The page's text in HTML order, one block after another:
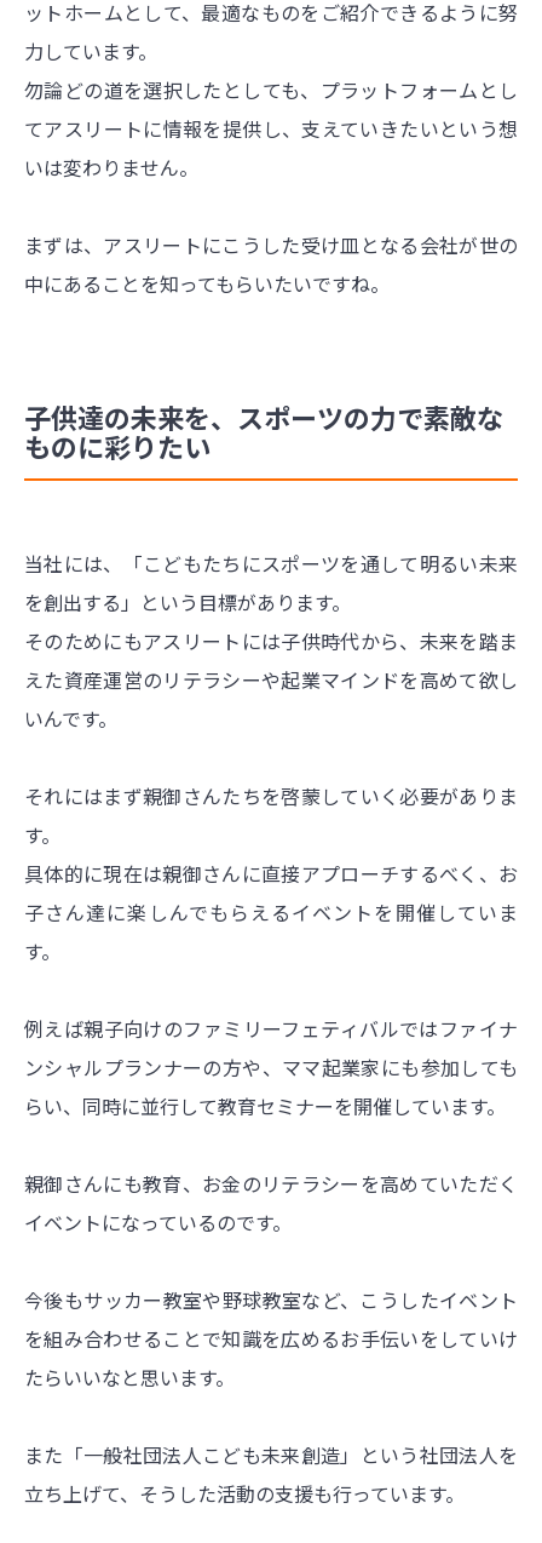
ットホームとして、最適なものをご紹介できるように努
力しています。
勿論どの道を選択したとしても、プラットフォームとし
てアスリートに情報を提供し、支えていきたいという想
いは変わりません。
まずは、アスリートにこうした受け皿となる会社が世の
中にあることを知ってもらいたいですね。
子供達の未来を、スポーツの力で素敵な
ものに彩りたい
当社には、「こどもたちにスポーツを通して明るい未来
を創出する」という目標があります。
そのためにもアスリートには子供時代から、未来を踏ま
えた資産運営のリテラシーや起業マインドを高めて欲し
いんです。
それにはまず親御さんたちを啓蒙していく必要がありま
す。
具体的に現在は親御さんに直接アプローチするべく、お
子さん達に楽しんでもらえるイベントを開催していま
す。
例えば親子向けのファミリーフェティバルではファイナ
ンシャルプランナーの方や、ママ起業家にも参加しても
らい、同時に並行して教育セミナーを開催しています。
親御さんにも教育、お金のリテラシーを高めていただく
イベントになっているのです。
今後もサッカー教室や野球教室など、こうしたイベント
を組み合わせることで知識を広めるお手伝いをしていけ
たらいいなと思います。
また「一般社団法人こども未来創造」という社団法人を
立ち上げて、そうした活動の支援も行っています。